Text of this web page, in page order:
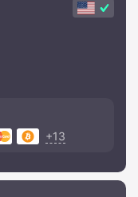
+13